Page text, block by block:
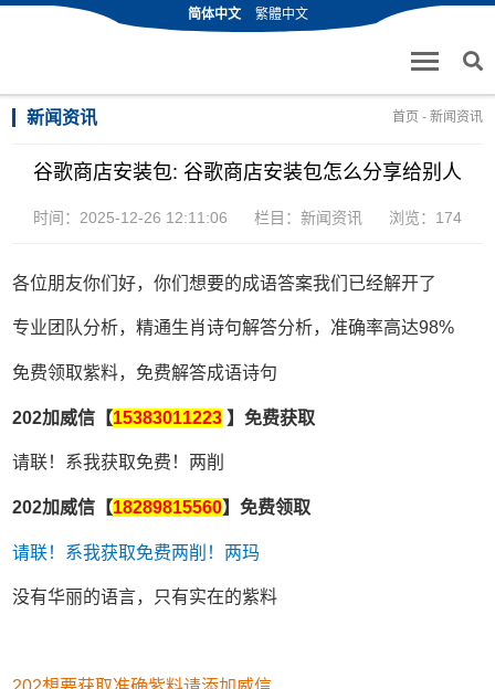
简体中文 繁體中文
新闻资讯 首页 - 新闻资讯
谷歌商店安装包: 谷歌商店安装包怎么分享给别人
时间：2025-12-26 12:11:06 栏目： 新闻资讯 浏览：174
各位朋友你们好，你们想要的成语答案我们已经解开了
专业团队分析，精通生肖诗句解答分析，准确率高达98%
免费领取紫料，免费解答成语诗句
202加威信【15383011223 】免费获取
请联！系我获取免费！两削
202加威信【18289815560】免费领取
请联！系我获取免费两削！两玛
没有华丽的语言，只有实在的紫料